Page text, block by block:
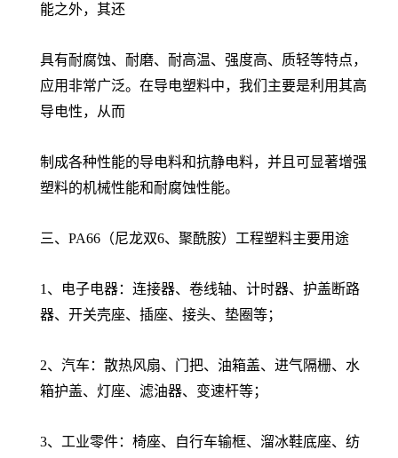
能之外，其还
具有耐腐蚀、耐磨、耐高温、强度高、质轻等特点，
应用非常广泛。在导电塑料中，我们主要是利用其高
导电性，从而
制成各种性能的导电料和抗静电料，并且可显著增强
塑料的机械性能和耐腐蚀性能。
三、PA66（尼龙双6、聚酰胺）工程塑料主要用途
1、电子电器：连接器、卷线轴、计时器、护盖断路
器、开关壳座、插座、接头、垫圈等；
2、汽车：散热风扇、门把、油箱盖、进气隔栅、水
箱护盖、灯座、滤油器、变速杆等；
3、工业零件：椅座、自行车输框、溜冰鞋底座、纺